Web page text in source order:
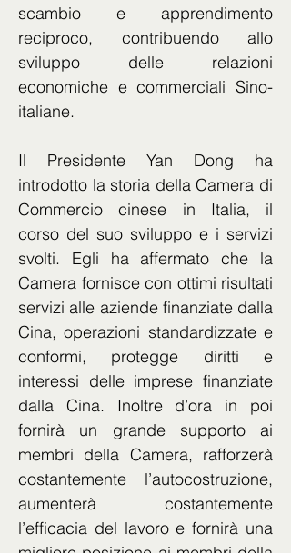
scambio e apprendimento
reciproco, contribuendo allo
sviluppo delle relazioni
economiche e commerciali Sino-
italiane.
Il Presidente Yan Dong ha
introdotto la storia della Camera di
Commercio cinese in Italia, il
corso del suo sviluppo e i servizi
svolti. Egli ha affermato che la
Camera fornisce con ottimi risultati
servizi alle aziende finanziate dalla
Cina, operazioni standardizzate e
conformi, protegge diritti e
interessi delle imprese finanziate
dalla Cina. Inoltre d’ora in poi
fornirà un grande supporto ai
membri della Camera, rafforzerà
costantemente l’autocostruzione,
aumenterà costantemente
l’efficacia del lavoro e fornirà una